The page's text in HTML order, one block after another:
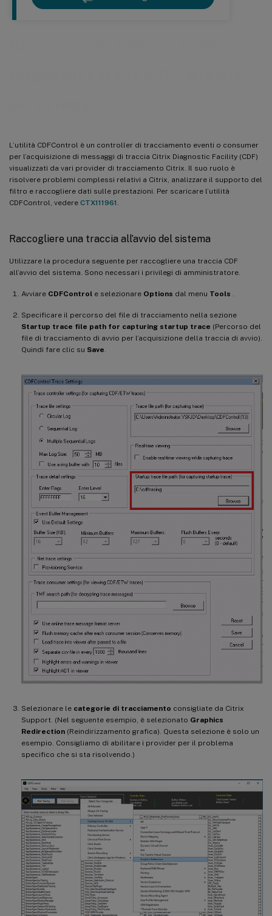
L’utilità CDFControl è un controller di tracciamento eventi o consumer
per l’acquisizione di messaggi di traccia Citrix Diagnostic Facility (CDF)
visualizzati da vari provider di tracciamento Citrix. Il suo ruolo è
risolvere problemi complessi relativi a Citrix, analizzare il supporto del
filtro e raccogliere dati sulle prestazioni. Per scaricare l’utilità
CDFControl, vedere CTX111961
Raccogliere una traccia all’avvio del sistema
Utilizzare la procedura seguente per raccogliere una traccia CDF
all’avvio del sistema. Sono necessari i privilegi di amministratore.
Avviare CDFControl e selezionare Options dal menu Tools
Specificare il percorso del file di tracciamento nella sezione
Startup trace file path for capturing startup trace (Percorso del
file di tracciamento di avvio per l’acquisizione della traccia di avvio).
Quindi fare clic su Save
Selezionare le categorie di tracciamento consigliate da Citrix
Support. (Nel seguente esempio, è selezionato Graphics
Redirection (Reindirizzamento grafica). Questa selezione è solo un
esempio. Consigliamo di abilitare i provider per il problema
specifico che si sta risolvendo.)